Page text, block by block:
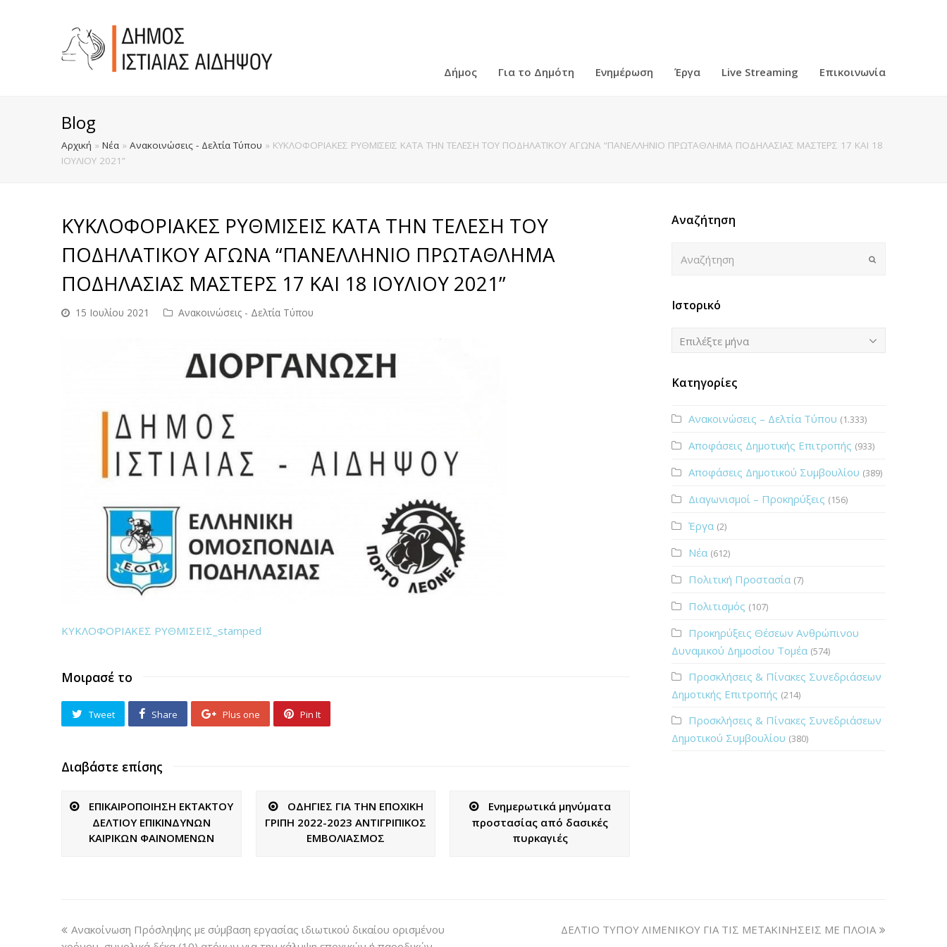
Δήμος Για το Δημότη Ενημέρωση Έργα Live Streaming Επικοινωνία
Blog
Αρχική » Νέα » Ανακοινώσεις - Δελτία Τύπου » ΚΥΚΛΟΦΟΡΙΑΚΕΣ ΡΥΘΜΙΣΕΙΣ ΚΑΤΑ ΤΗΝ ΤΕΛΕΣΗ ΤΟΥ ΠΟΔΗΛΑΤΙΚΟΥ ΑΓΩΝΑ “ΠΑΝΕΛΛΗΝΙΟ ΠΡΩΤΑΘΛΗΜΑ ΠΟΔΗΛΑΣΙΑΣ ΜΑΣΤΕΡΣ 17 ΚΑΙ 18
ΙΟΥΛΙΟΥ 2021”
ΚΥΚΛΟΦΟΡΙΑΚΕΣ ΡΥΘΜΙΣΕΙΣ ΚΑΤΑ ΤΗΝ ΤΕΛΕΣΗ ΤΟΥ
ΠΟΔΗΛΑΤΙΚΟΥ ΑΓΩΝΑ “ΠΑΝΕΛΛΗΝΙΟ ΠΡΩΤΑΘΛΗΜΑ
ΠΟΔΗΛΑΣΙΑΣ ΜΑΣΤΕΡΣ 17 ΚΑΙ 18 ΙΟΥΛΙΟΥ 2021”
15 Ιουλίου 2021 Ανακοινώσεις - Δελτία Τύπου
ΚΥΚΛΟΦΟΡΙΑΚΕΣ ΡΥΘΜΙΣΕΙΣ_stamped
Μοιρασέ το
Tweet Share Plus one Pin It
Διαβάστε επίσης
ΕΠΙΚΑΙΡΟΠΟΙΗΣΗ ΕΚΤΑΚΤΟΥ
ΔΕΛΤΙΟΥ ΕΠΙΚΙΝΔΥΝΩΝ
ΚΑΙΡΙΚΩΝ ΦΑΙΝΟΜΕΝΩΝ
ΟΔΗΓΙΕΣ ΓΙΑ ΤΗΝ ΕΠΟΧΙΚΗ
ΓΡΙΠΗ 2022-2023 ΑΝΤΙΓΡΙΠΙΚΟΣ
ΕΜΒΟΛΙΑΣΜΟΣ
Eνημερωτικά μηνύματα
προστασίας από δασικές
πυρκαγιές
Αναζήτηση
Ιστορικό
Ιστορικό
Επιλέξτε μήνα
Κατηγορίες
Ανακοινώσεις – Δελτία Τύπου (1.333)
Αποφάσεις Δημοτικής Επιτροπής (933)
Αποφάσεις Δημοτικού Συμβουλίου (389)
Διαγωνισμοί – Προκηρύξεις (156)
Έργα (2)
Νέα (612)
Πολιτική Προστασία (7)
Πολιτισμός (107)
Προκηρύξεις Θέσεων Ανθρώπινου
Δυναμικού Δημοσίου Τομέα (574)
Προσκλήσεις & Πίνακες Συνεδριάσεων
Δημοτικής Επιτροπής (214)
Προσκλήσεις & Πίνακες Συνεδριάσεων
Δημοτικού Συμβουλίου (380)
Ανακοίνωση Πρόσληψης με σύμβαση εργασίας ιδιωτικού δικαίου ορισμένου
ΔΕΛΤΙΟ ΤΥΠΟΥ ΛΙΜΕΝΙΚΟΥ ΓΙΑ ΤΙΣ ΜΕΤΑΚΙΝΗΣΕΙΣ ΜΕ ΠΛΟΙΑ